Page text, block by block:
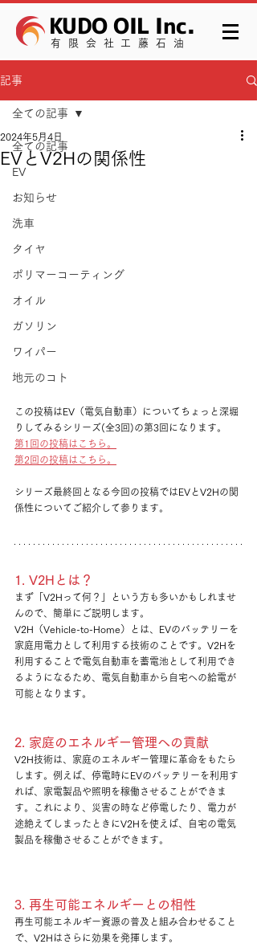
KUDO OIL Inc.
有限会社工藤石油
記事
全ての記事
EV
お知らせ
洗車
タイヤ
ポリマーコーティング
オイル
ガソリン
ワイパー
地元のコト
全ての記事
EVとV2Hの関係性
2024年5月4日
この投稿はEV（電気自動車）についてちょっと深堀
りしてみるシリーズ(全3回)の第3回になります。
第1回の投稿はこちら。
第2回の投稿はこちら。
シリーズ最終回となる今回の投稿ではEVとV2Hの関
係性 についてご紹介して参ります。
1. V2Hとは？
まず「V2Hって何？」という方も多いかもしれませ
んので、簡単にご説明します。
V2H（Vehicle-to-Home）とは、EVのバッテリーを
家庭用電力として利用する技術のことです。V2Hを
利用することで電気自動車を蓄電池として利用でき
るようになるため、電気自動車から自宅への給電が
可能となります。
2. 家庭のエネルギー管理への貢献
V2H技術は、家庭のエネルギー管理に革命をもたら
します。例えば、停電時にEVのバッテリーを利用す
れば、家電製品や照明を稼働させることができま
す。これにより、災害の時など停電したり、電力が
途絶えてしまったとき にV2Hを使えば、自宅の電気
製品を稼働させる ことができます。
3. 再生可能エネルギーとの相性
再生可能エネルギー資源の普及と組み合わせること
で、V2Hはさらに効果を発揮します。